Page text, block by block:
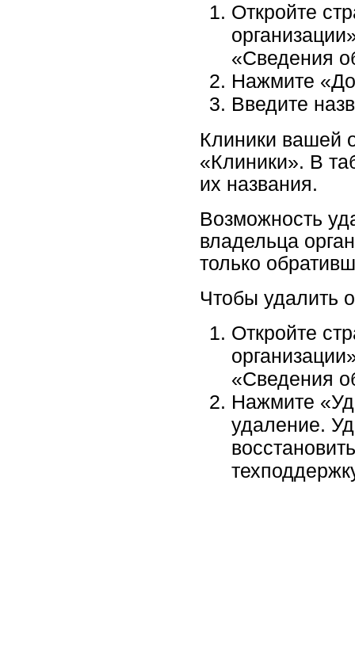
Откройте
«Сведения
Нажмите
Введите
Клиники вашей
«Клиники». В
их названия.
Возможность
владельца
только
Чтобы удалить
Откройте
«Сведения
Нажмите
удаление.